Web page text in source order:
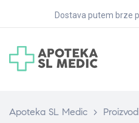
Dostava putem brze
Apoteka SL Medic >